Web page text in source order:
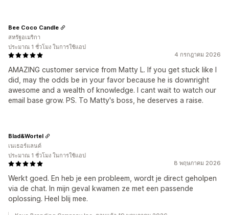
4 กรกฎาคม 2026
AMAZING customer service from Matty L. If you get stuck like I
did, may the odds be in your favor because he is downright
awesome and a wealth of knowledge. I cant wait to watch our
email base grow. PS. To Matty's boss, he deserves a raise.
Bee Coco Candle
สหรัฐอเมริกา
ประมาณ 1 ชั่วโมง ในการใช้แอป
8 พฤษภาคม 2026
Werkt goed. En heb je een probleem, wordt je direct geholpen
via de chat. In mijn geval kwamen ze met een passende
oplossing. Heel blij mee.
Blad&Wortel
เนเธอร์แลนด์
ประมาณ 1 ชั่วโมง ในการใช้แอป